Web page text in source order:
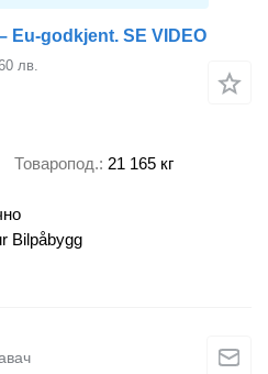
Eu-godkjent. SE VIDEO
лв.
Товаропод. 21 165 кг
Bilpåbygg